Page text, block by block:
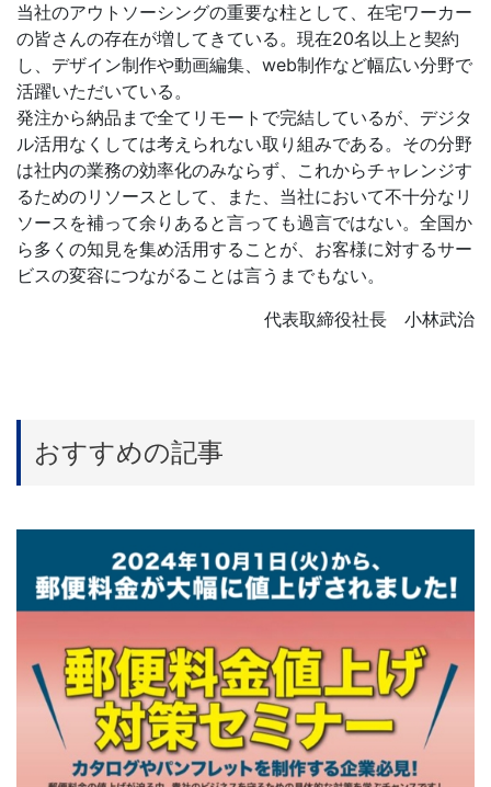
お問合せ
当社のアウトソーシングの重要な柱として、在宅ワーカー
の皆さんの存在が増してきている。現在20名以上と契約
し、デザイン制作や動画編集、web制作など幅広い分野で
活躍いただいている。
発注から納品まで全てリモートで完結しているが、デジタ
ル活用なくしては考えられない取り組みである。その分野
は社内の業務の効率化のみならず、これからチャレンジす
るためのリソースとして、また、当社において不十分なリ
ソースを補って余りあると言っても過言ではない。全国か
ら多くの知見を集め活用することが、お客様に対するサー
ビスの変容につながることは言うまでもない。
代表取締役社長 小林武治
おすすめの記事